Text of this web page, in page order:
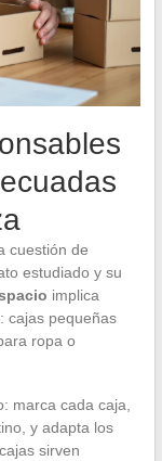
cuestión de
estudiado y su
implica
cajas pequeñas
ropa o
marca cada caja,
y adapta los
sirven